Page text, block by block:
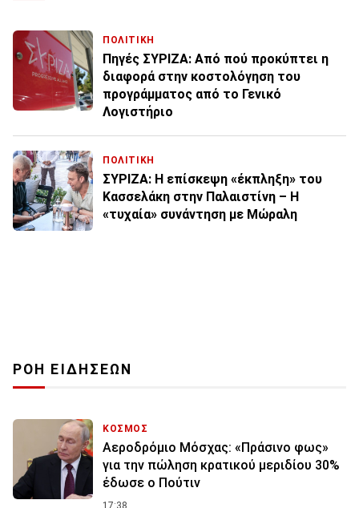
ΠΟΛΙΤΙΚΗ
Πηγές ΣΥΡΙΖΑ: Από πού προκύπτει η
διαφορά στην κοστολόγηση του
προγράμματος από το Γενικό
Λογιστήριο
ΠΟΛΙΤΙΚΗ
ΣΥΡΙΖΑ: Η επίσκεψη «έκπληξη» του
Κασσελάκη στην Παλαιστίνη – Η
«τυχαία» συνάντηση με Μώραλη
ΡΟΗ ΕΙΔΗΣΕΩΝ
ΚΟΣΜΟΣ
Αεροδρόμιο Μόσχας: «Πράσινο φως»
για την πώληση κρατικού μεριδίου 30%
έδωσε ο Πούτιν
17:38